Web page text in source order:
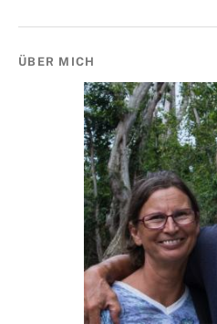
ÜBER MICH